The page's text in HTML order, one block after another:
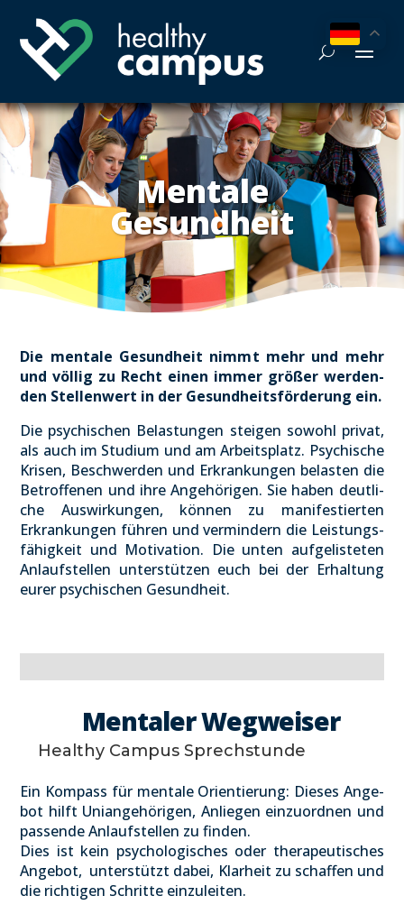
Men­ta­le
Gesund­heit
Die men­ta­le Gesund­heit nimmt mehr und mehr
und völ­lig zu Recht einen immer grö­ßer wer­den­
den Stel­len­wert in der Gesund­heits­för­de­rung ein.
Die psy­chi­schen Belas­tun­gen stei­gen sowohl pri­vat,
als auch im Stu­di­um und am Arbeits­platz. Psy­chi­sche
Kri­sen, Beschwer­den und Erkran­kun­gen belas­ten die
Betrof­fe­nen und ihre Ange­hö­ri­gen. Sie haben deut­li­
che Aus­wir­kun­gen, kön­nen zu mani­fes­tier­ten
Erkran­kun­gen füh­ren und ver­min­dern die Leis­tungs­
fä­hig­keit und Moti­va­ti­on. Die unten auf­ge­lis­te­ten
Anlauf­stel­len unter­stüt­zen euch bei der Erhal­tung
eurer psy­chi­schen Gesund­heit.
Men­ta­ler Weg­wei­ser
Healt­hy Cam­pus Sprech­stun­de
Ein Kom­pass für men­ta­le Ori­en­tie­rung: Die­ses Ange­
bot hilft Uni­an­ge­hö­ri­gen, Anlie­gen ein­zu­ord­nen und
pas­sen­de Anlauf­stel­len zu fin­den.
Dies ist kein psy­cho­lo­gi­sches oder the­ra­peu­ti­sches
Ange­bot, unter­stützt dabei, Klar­heit zu schaf­fen und
die rich­ti­gen Schrit­te ein­zu­lei­ten.